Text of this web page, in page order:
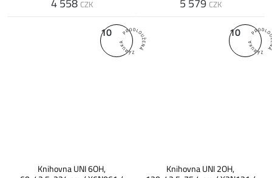
CZK CZK
10
Knihovna UNI 6OH,
10
Knihovna UNI 2OH,